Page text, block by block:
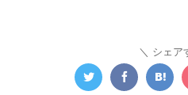
シェア